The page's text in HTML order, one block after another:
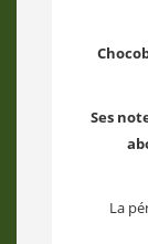
Ses
La